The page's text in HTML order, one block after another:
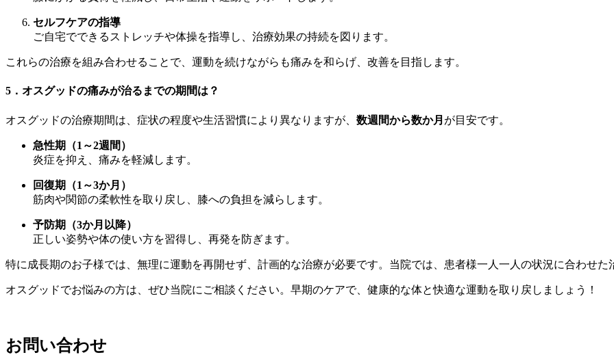
セルフケアの指導
ご自宅でできるストレッチや体操を指導し、治療効果の持続を図ります。
これらの治療を組み合わせることで、運動を続けながらも痛みを和らげ、改善を目指します。
5．オスグッドの痛みが治るまでの期間は？
オスグッドの治療期間は、症状の程度や生活習慣により異なりますが、 数週間から数か月 が目安です。
急性期（1～2週間）
炎症を抑え、痛みを軽減します。
回復期（1～3か月）
筋肉や関節の柔軟性を取り戻し、膝への負担を減らします。
予防期（3か月以降）
正しい姿勢や体の使い方を習得し、再発を防ぎます。
特に成長期のお子様では、無理に運動を再開せず、計画的な治療が必要です。当院では、患者様一人一人の状況に合わせた
オスグッドでお悩みの方は、ぜひ当院にご相談ください。早期のケアで、健康的な体と快適な運動を取り戻しましょう！
お問い合わせ